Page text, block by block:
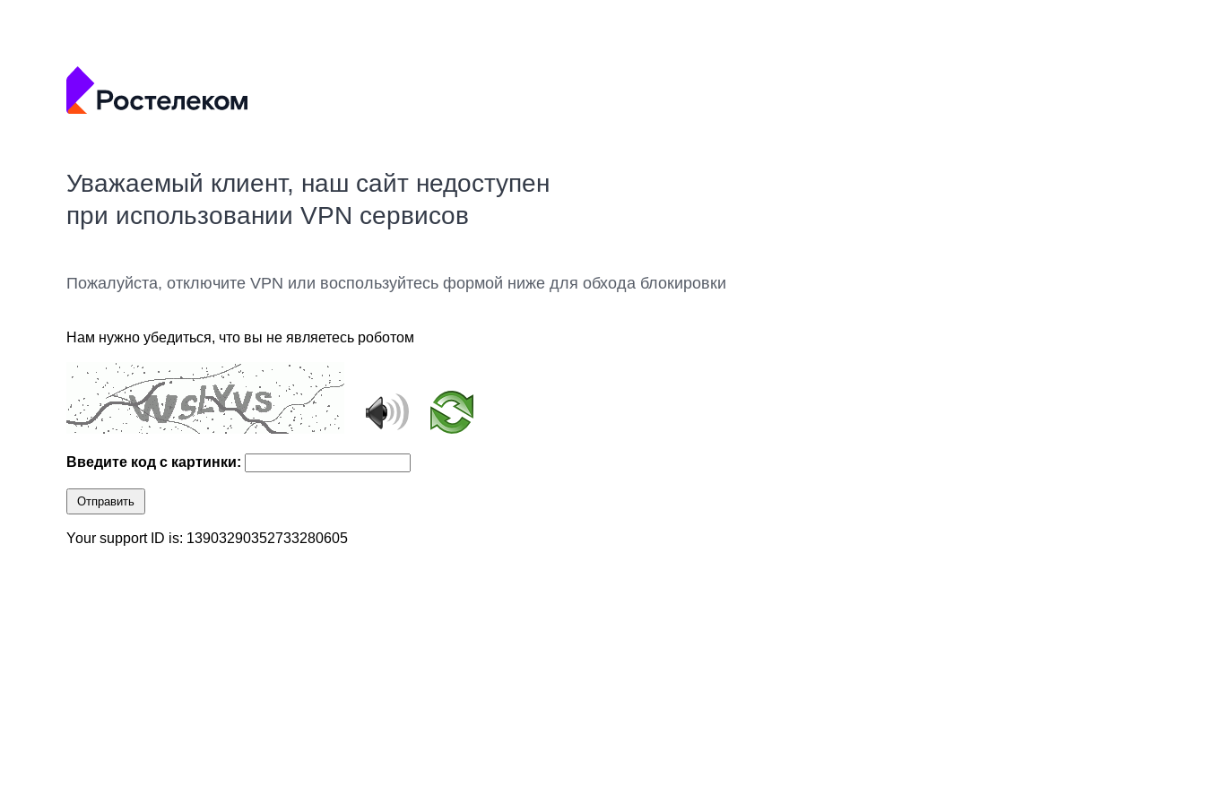
Уважаемый клиент, наш сайт недоступен
при использовании VPN сервисов
Пожалуйста, отключите VPN или воспользуйтесь формой ниже для обхода блокировки
Нам нужно убедиться, что вы не являетесь роботом
Введите код с картинки:
Отправить
Your support ID is: 13903290352733280605